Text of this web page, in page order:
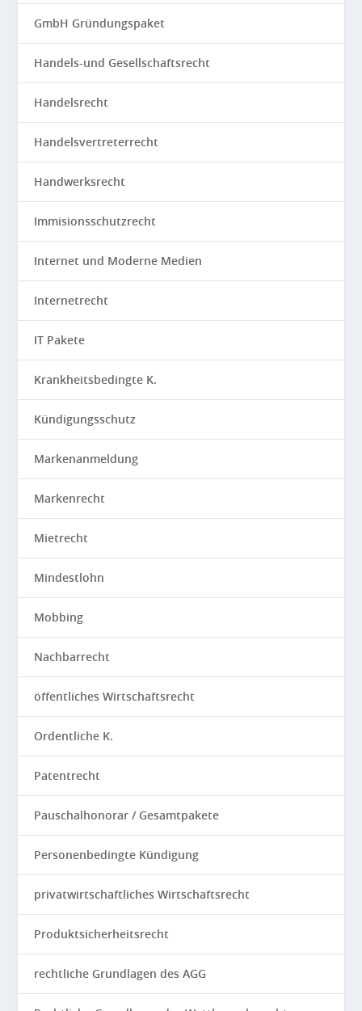
GmbH Gründungspaket
Handels-und Gesellschaftsrecht
Handelsrecht
Handelsvertreterrecht
Handwerksrecht
Immisionsschutzrecht
Internet und Moderne Medien
Internetrecht
IT Pakete
Krankheitsbedingte K.
Kündigungsschutz
Markenanmeldung
Markenrecht
Mietrecht
Mindestlohn
Mobbing
Nachbarrecht
öffentliches Wirtschaftsrecht
Ordentliche K.
Patentrecht
Pauschalhonorar / Gesamtpakete
Personenbedingte Kündigung
privatwirtschaftliches Wirtschaftsrecht
Produktsicherheitsrecht
rechtliche Grundlagen des AGG